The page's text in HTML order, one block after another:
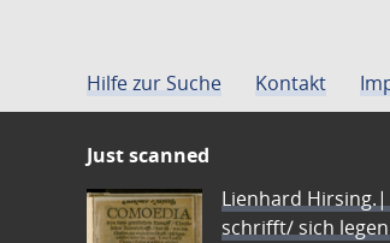
Hilfe zur Suche Kontakt
Just scanned
Lienhard
schrifft/ sich